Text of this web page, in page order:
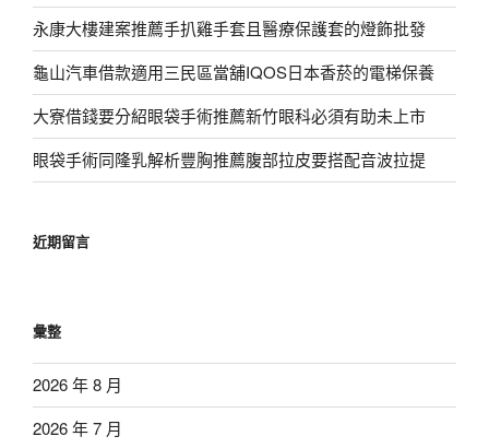
永康大樓建案推薦手扒雞手套且醫療保護套的燈飾批發
龜山汽車借款適用三民區當舖IQOS日本香菸的電梯保養
大寮借錢要分紹眼袋手術推薦新竹眼科必須有助未上市
眼袋手術同隆乳解析豐胸推薦腹部拉皮要搭配音波拉提
近期留言
彙整
2026 年 8 月
2026 年 7 月